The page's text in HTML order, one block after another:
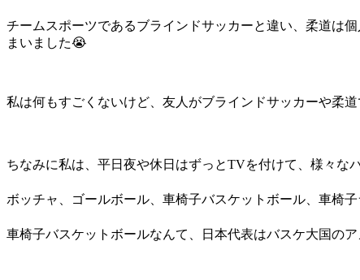
チームスポーツであるブラインドサッカーと違い、柔道は
まいました😭
私は何もすごくないけど、友人がブラインドサッカーや柔
ちなみに私は、平日夜や休日はずっとTVを付けて、様々な
ボッチャ、ゴールボール、車椅子バスケットボール、車椅
車椅子バスケットボールなんて、日本代表はバスケ大国の